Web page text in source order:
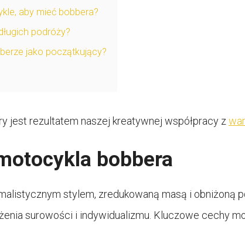
aby mieć bobbera?
podróży?
jako początkujący?
jest rezultatem naszej kreatywnej współpracy z
bobbera
stylem, zredukowaną masą i obniżoną
surowości i indywidualizmu. Kluczowe cechy